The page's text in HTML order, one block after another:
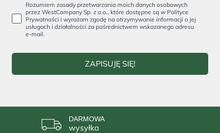
Rozumiem zasady przetwarzania moich danych osobowych
przez WestCompany Sp. z o.o., które dostępne są w Polityce
Prywatności i wyrażam zgodę na otrzymywanie informacji o jej
usługach i działalności za pośrednictwem wskazanego adresu
e-mail.
ZAPISUJĘ SIĘ!
DARMOWA
wysyłka